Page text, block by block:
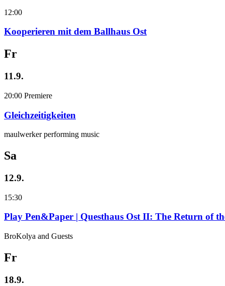
12:00
Kooperieren mit dem Ballhaus Ost
Fr
11.9.
20:00 Premiere
Gleichzeitigkeiten
maulwerker performing music
Sa
12.9.
15:30
Play Pen&Paper | Questhaus Ost II: The Return of
BroKolya and Guests
Fr
18.9.